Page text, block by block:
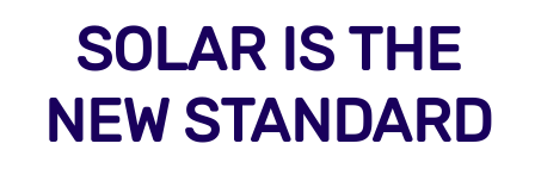
SOLAR IS THE
NEW STANDARD